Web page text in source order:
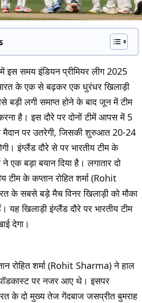
इस समय इंडियन प्रीमियर लीग 2025
के एक से बढ़कर एक धुरंधर खिलाड़ी
बड़ी लगी समाप्त होने के बाद जून में टीम
है। इस दौरे पर दोनों टीमें आपस में 5
पर उतरेगी, जिसकी शुरुआत 20-24
इंग्लैंड दौरे से पर भारतीय टीम के
ने एक बड़ा बयान दिया है। लगातार दो
टीम के कप्तान रोहित शर्मा (Rohit
के सबसे बड़े मैच विनर खिलाड़ी को मौका
खिलाड़ी इंग्लैंड दौरे पर भारतीय टीम
देगा।
रोहित शर्मा (Rohit Sharma) ने हाल
पॉडकास्ट पर नजर आए थे। इसपर
के दो मुख्य तेज गेंदबाज जसप्रीत बुमराह